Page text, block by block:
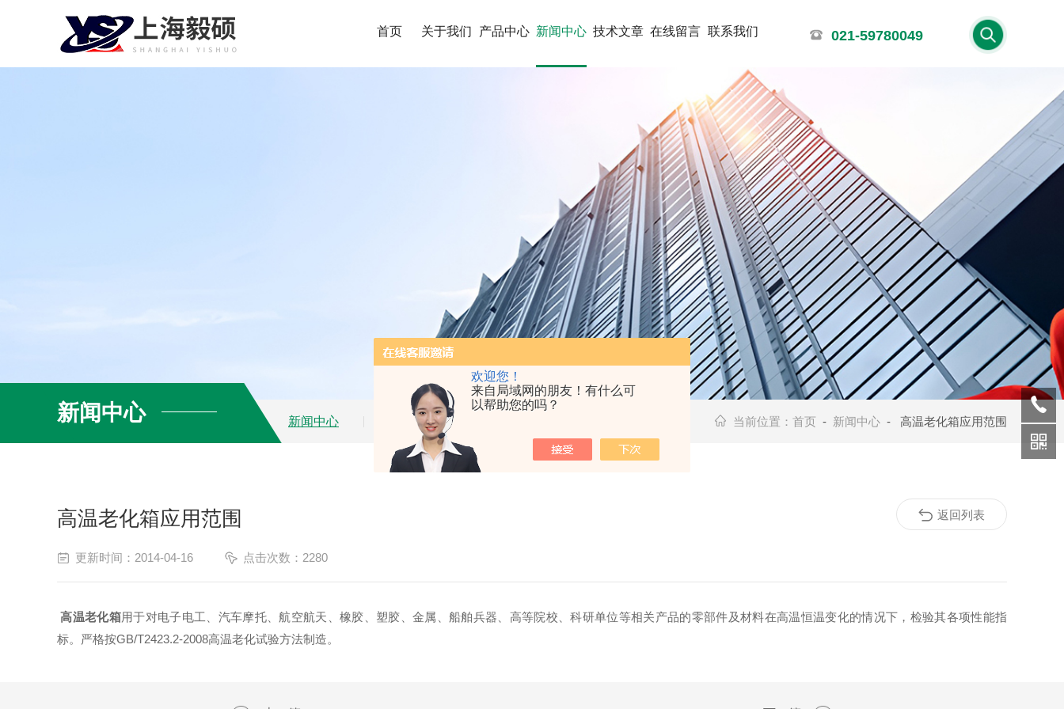
欢迎您！
来自局域网的朋友！有什么可
以帮助您的吗？
首页 关于我们 产品中心 新闻中心 技术文章 在线留言 联系我们 021-59780049
新闻中心 新闻中心 技术文章 当前位置： 首页 - 新闻中心 - 高温老化箱应用范围
高温老化箱应用范围
更新时间：2014-04-16 点击次数：2280
高温老化箱用于对电子电工、汽车摩托、航空航天、橡胶、塑胶、金属、船舶兵器、高等院校、科研单位等相关产品的零部件及材料在高温恒温变化的情况下，检验其各项性能指
标。严格按GB/T2423.2-2008高温老化试验方法制造。
返回列表